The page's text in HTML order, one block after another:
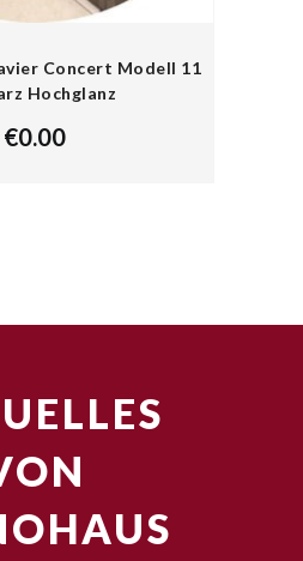
Concert Modell 11
Hochglanz
€0.00